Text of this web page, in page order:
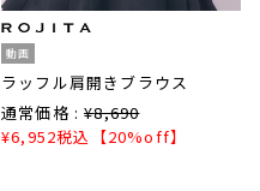
動画
ラッフル肩開きブラウス
通常価格 : ¥8,690
¥6,952税込 【20%off】